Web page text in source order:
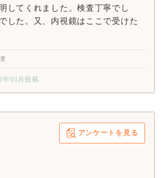
してくれました。検査丁寧でし
した。又、内視鏡はここで受けた
年01月投稿
アンケートを見る